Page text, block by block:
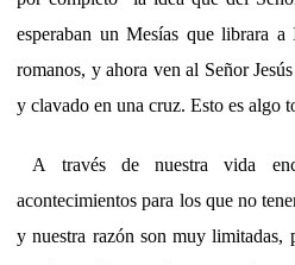
esperaban un Mesías que librara
romanos, y ahora ven al Señor
y clavado en una cruz. Esto es algo
A través de nuestra vida
acontecimientos para los que no
y nuestra razón son muy limitadas,